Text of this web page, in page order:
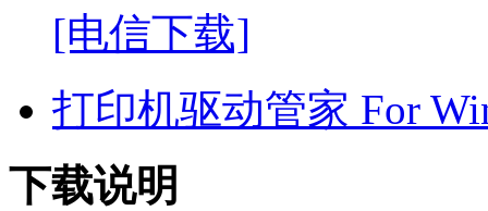
[电信下载]
打印机驱动管家 For
下载说明